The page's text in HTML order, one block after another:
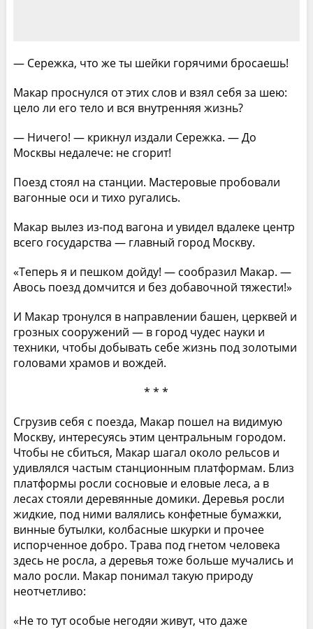
— Сережка, что же ты шейки горячими бросаешь!
Макар проснулся от этих слов и взял себя за шею:
цело ли его тело и вся внутренняя жизнь?
— Ничего! — крикнул издали Сережка. — До
Москвы недалече: не сгорит!
Поезд стоял на станции. Мастеровые пробовали
вагонные оси и тихо ругались.
Макар вылез из-под вагона и увидел вдалеке центр
всего государства — главный город Москву.
«Теперь я и пешком дойду! — сообразил Макар. —
Авось поезд домчится и без добавочной тяжести!»
И Макар тронулся в направлении башен, церквей и
грозных сооружений — в город чудес науки и
техники, чтобы добывать себе жизнь под золотыми
головами храмов и вождей.
* * *
Сгрузив себя с поезда, Макар пошел на видимую
Москву, интересуясь этим центральным городом.
Чтобы не сбиться, Макар шагал около рельсов и
удивлялся частым станционным платформам. Близ
платформы росли сосновые и еловые леса, а в
лесах стояли деревянные домики. Деревья росли
жидкие, под ними валялись конфетные бумажки,
винные бутылки, колбасные шкурки и прочее
испорченное добро. Трава под гнетом человека
здесь не росла, а деревья тоже больше мучались и
мало росли. Макар понимал такую природу
неотчетливо:
«Не то тут особые негодяи живут, что даже